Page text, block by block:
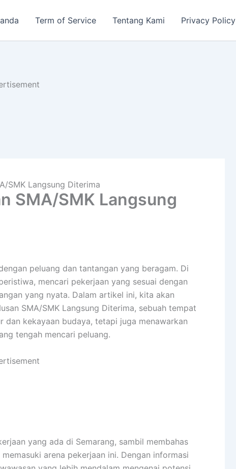
Term of Service Tentang Kami Privacy Policy
SMK Langsung Diterima
SMA/SMK Langsung
peluang dan tantangan yang beragam. Di
mencari pekerjaan yang sesuai dengan
yang nyata. Dalam artikel ini, kita akan
SMA/SMK Langsung Diterima, sebuah tempat
kekayaan budaya, tetapi juga menawarkan
tengah mencari peluang.
yang ada di Semarang, sambil membahas
arena pekerjaan ini. Dengan informasi